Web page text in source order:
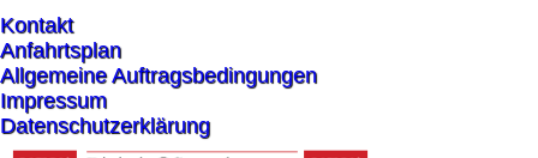
Kontakt
Anfahrtsplan
Allgemeine Auftragsbedingungen
Impressum
Datenschutzerklärung